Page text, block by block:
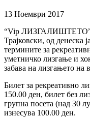
13 Ноември 2017
“Vip ЛИЗГАЛИШТЕТО
Трајковски, од денеска
термините за
уметничко лизгање и
забава на лизгањето на
Билет за рекреативно
150.00 ден, билет без
групна посета (над 30
изнесува 100.00 ден.